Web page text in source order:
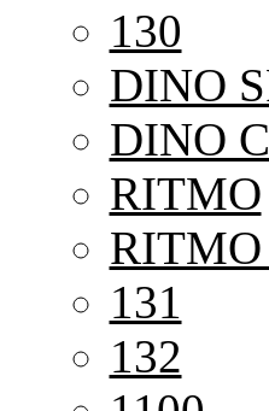
130
DINO
DINO
RITMO
131
132